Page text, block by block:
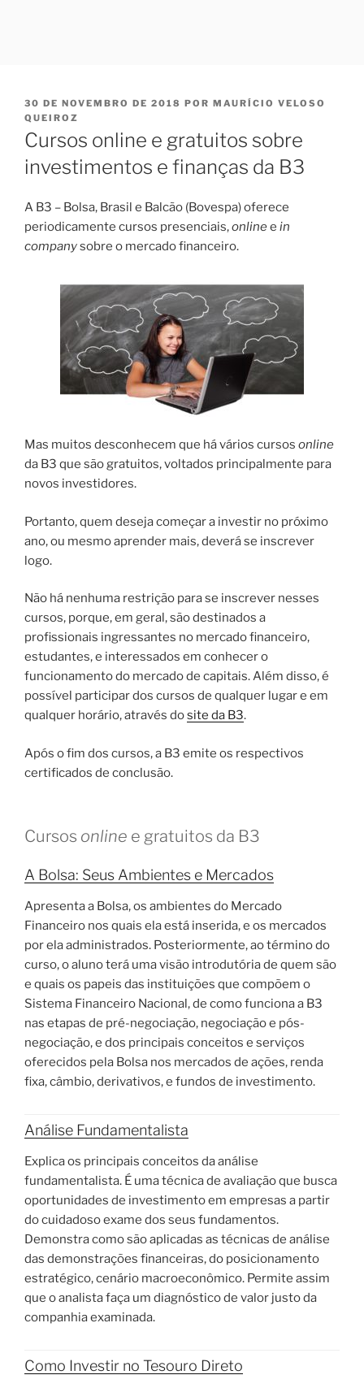
PUBLICADO
EM
30 DE NOVEMBRO DE 2018 POR MAURÍCIO VELOSO
QUEIROZ
Cursos online e gratuitos sobre
investimentos e finanças da B3
A B3 – Bolsa, Brasil e Balcão (Bovespa) oferece
periodicamente cursos presenciais,onlinee in
companysobre o mercado financeiro.
Mas muitos desconhecem que há vários cursos online
da B3 que são gratuitos, voltados principalmente para
novos investidores.
Portanto, quem deseja começar a investir no próximo
ano, ou mesmo aprender mais, deverá se inscrever
logo.
Não há nenhuma restrição para se inscrever nesses
cursos, porque, em geral, são destinados a
profissionais ingressantes no mercado financeiro,
estudantes, e interessados em conhecer o
funcionamento do mercado de capitais. Além disso, é
possível participar dos cursos de qualquer lugar e em
qualquer horário, através dosite da B3.
Após o fim dos cursos, a B3 emite os respectivos
certificados de conclusão.
Cursos online e gratuitos da B3
A Bolsa: Seus Ambientes e Mercados
Apresenta a Bolsa, os ambientes do Mercado
Financeiro nos quais ela está inserida, e os mercados
por ela administrados. Posteriormente, ao término do
curso, o aluno terá uma visão introdutória de quem são
e quais os papeis das instituições que compõem o
Sistema Financeiro Nacional, de como funciona a B3
nas etapas de pré-negociação, negociação e pós-
negociação, e dos principais conceitos e serviços
oferecidos pela Bolsa nos mercados de ações, renda
fixa, câmbio, derivativos, e fundos de investimento.
Análise Fundamentalista
Explica os principais conceitos da análise
fundamentalista. É uma técnica de avaliação que busca
oportunidades de investimento em empresas a partir
do cuidadoso exame dos seus fundamentos.
Demonstra como são aplicadas as técnicas de análise
das demonstrações financeiras, do posicionamento
estratégico, cenário macroeconômico. Permite assim
que o analista faça um diagnóstico de valor justo da
companhia examinada.
Como Investir no Tesouro Direto